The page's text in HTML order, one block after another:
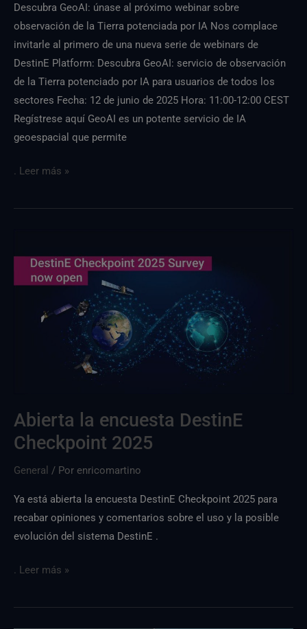
Descubra GeoAI: únase al próximo webinar sobre
observación de la Tierra potenciada por IA Nos complace
invitarle al primero de una nueva serie de webinars de
DestinE Platform: Descubra GeoAI: servicio de observación
de la Tierra potenciado por IA para usuarios de todos los
sectores Fecha: 12 de junio de 2025 Hora: 11:00-12:00 CEST
Regístrese aquí GeoAI es un potente servicio de IA
geoespacial que permite
. Leer más »
Abierta la encuesta DestinE
Checkpoint 2025
General / Por enricomartino
Ya está abierta la encuesta DestinE Checkpoint 2025 para
recabar opiniones y comentarios sobre el uso y la posible
evolución del sistema DestinE .
está
abierta
encuestaDestinE
. Leer más »